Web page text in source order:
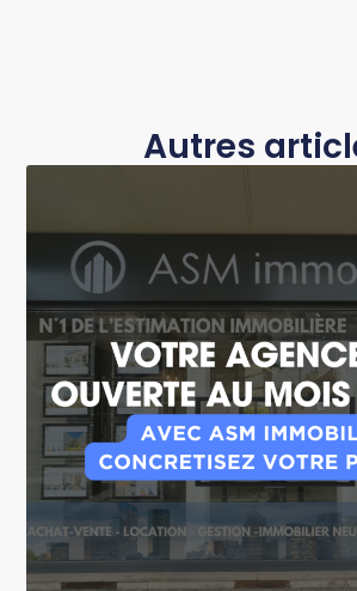
Autres